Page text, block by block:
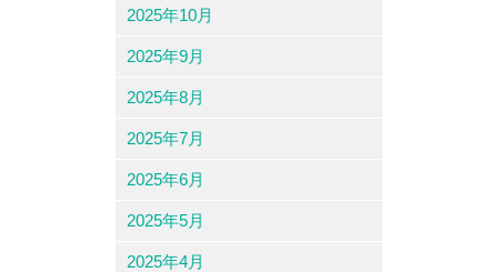
2025年10月
2025年9月
2025年8月
2025年7月
2025年6月
2025年5月
2025年4月